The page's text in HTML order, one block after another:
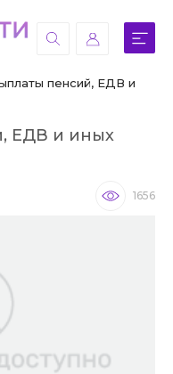
пенсий, ЕДВ и
ЕДВ и иных
1656